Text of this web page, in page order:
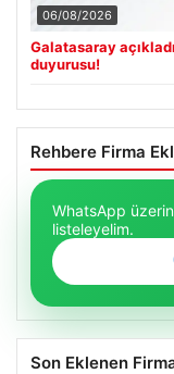
06/08/2026
Galatasaray
duyurusu!
Rehbere Firma
WhatsApp
listeleyelim.
Son Eklenen